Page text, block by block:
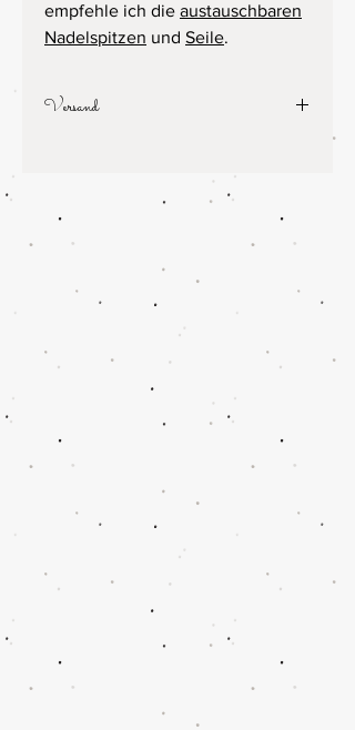
empfehle ich die austauschbaren
Nadelspitzen und Seile.
Versand
Die Versendung von Nadeln und
kleinem Zubehör ist für 3,90€
Lieferung mit DHL, Lieferzeit 2 bis 3
Werktage, maximal 7 Werktage.